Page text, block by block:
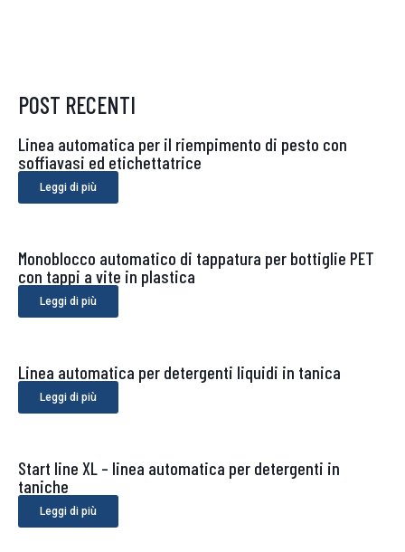
POST RECENTI
Linea automatica per il riempimento di pesto con
soffiavasi ed etichettatrice
Leggi di più
Monoblocco automatico di tappatura per bottiglie PET
con tappi a vite in plastica
Leggi di più
Linea automatica per detergenti liquidi in tanica
Leggi di più
Start line XL – linea automatica per detergenti in
taniche
Leggi di più